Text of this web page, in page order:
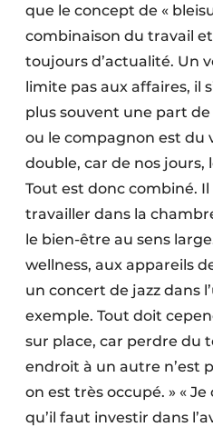
que le concept de «
combinaison du travail et
toujours d’actualité. Un
limite pas aux affaires, il
plus souvent une part
ou le compagnon est du
double, car de nos jours,
Tout est donc combiné.
travailler dans la
le bien-être au sens
wellness, aux appareils
un concert de jazz dans
exemple. Tout doit
sur place, car perdre du
endroit à un autre n’est
on est très occupé. » «
qu’il faut investir dans